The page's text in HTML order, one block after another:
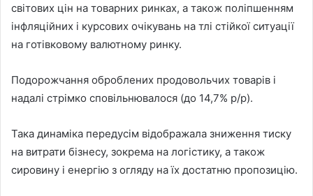
світових цін на товарних ринках, а також поліпшенням
інфляційних і курсових очікувань на тлі стійкої ситуації
на готівковому валютному ринку.
Подорожчання оброблених продовольчих товарів і
надалі стрімко сповільнювалося (до 14,7% р/р).
Така динаміка передусім відображала зниження тиску
на витрати бізнесу, зокрема на логістику, а також
сировину і енергію з огляду на їх достатню пропозицію.